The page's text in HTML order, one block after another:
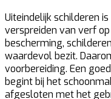
Uiteindelijk schilderen
verspreiden van verf
bescherming,
waardevol bezit.
voorbereiding. Een
begint bij het
afgesloten met het